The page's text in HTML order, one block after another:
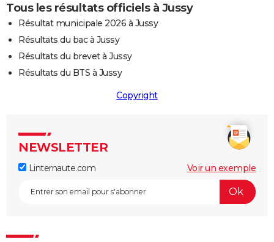
Tous les résultats officiels à Jussy
Résultat municipale 2026 à Jussy
Résultats du bac à Jussy
Résultats du brevet à Jussy
Résultats du BTS à Jussy
Copyright
NEWSLETTER
Linternaute.com Voir un exemple